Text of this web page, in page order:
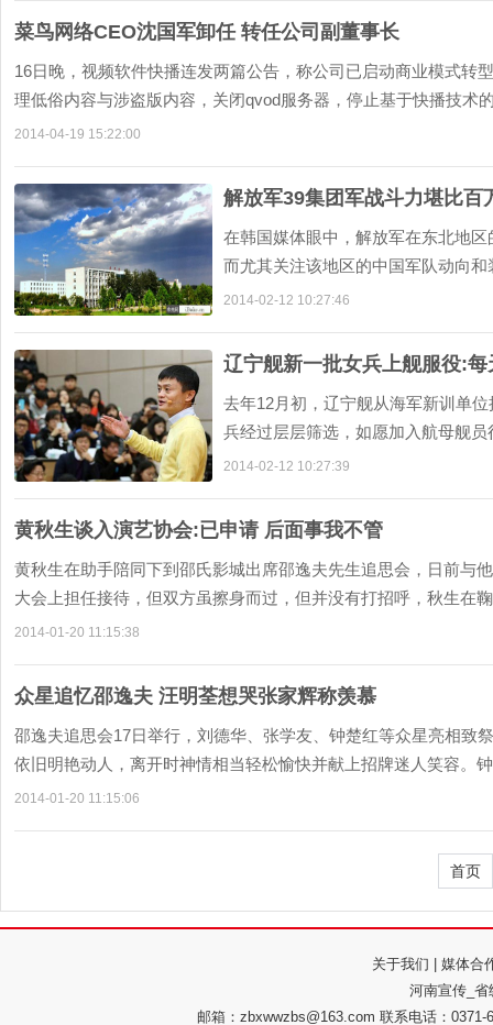
菜鸟网络CEO沈国军卸任 转任公司副董事长
16日晚，视频软件快播连发两篇公告，称公司已启动商业模式转
理低俗内容与涉盗版内容，关闭qvod服务器，停止基于快播技术
2014-04-19 15:22:00
解放军39集团军战斗力堪比百
在韩国媒体眼中，解放军在东北地
而尤其关注该地区的中国军队动向
队在长白山附近进行的演习中，99
2014-02-12 10:27:46
辽宁舰新一批女兵上舰服役:
去年12月初，辽宁舰从海军新训单
兵经过层层筛选，如愿加入航母舰
基础薄弱和体能较弱的困难，完成了
2014-02-12 10:27:39
黄秋生谈入演艺协会:已申请 后面事我不管
黄秋生在助手陪同下到邵氏影城出席邵逸夫先生追思会，日前与
大会上担任接待，但双方虽擦身而过，但并没有打招呼，秋生在
2014-01-20 11:15:38
众星追忆邵逸夫 汪明荃想哭张家辉称羡慕
邵逸夫追思会17日举行，刘德华、张学友、钟楚红等众星亮相致
依旧明艳动人，离开时神情相当轻松愉快并献上招牌迷人笑容。
2014-01-20 11:15:06
首页
关于我们
媒体合
河南宣传_省
邮箱：zbxwwzbs@163.com 联系电话：